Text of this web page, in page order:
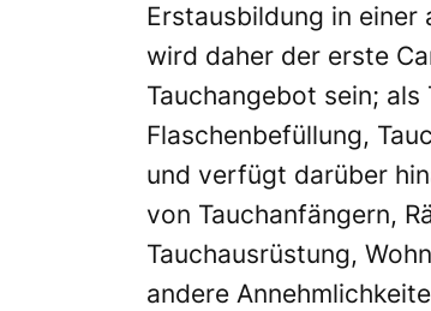
Erstausbildung in einer
wird daher der erste
Tauchangebot sein;
Flaschenbefüllung,
und verfügt darüber
von Tauchanfängern,
Tauchausrüstung,
andere